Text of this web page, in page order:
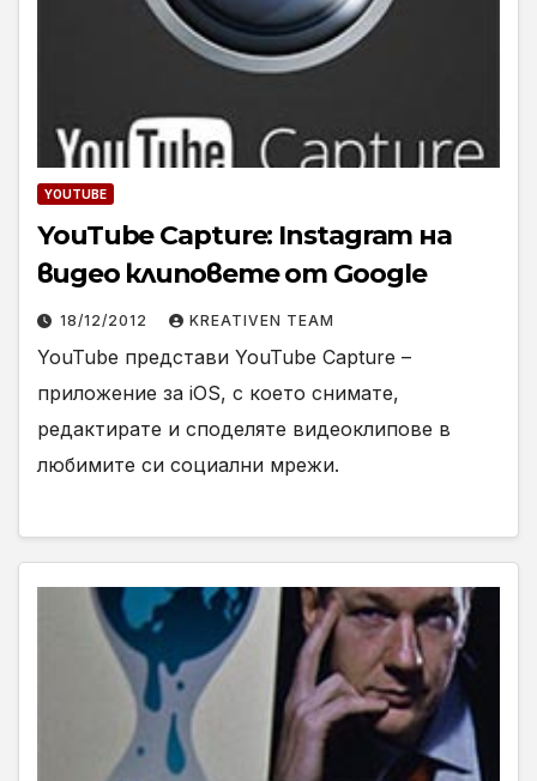
YOUTUBE
YouTube Capture: Instagram на
видео клиповете от Google
18/12/2012 KREATIVEN TEAM
YouTube представи YouTube Capture –
приложение за iOS, с което снимате,
редактирате и споделяте видеоклипове в
любимите си социални мрежи.